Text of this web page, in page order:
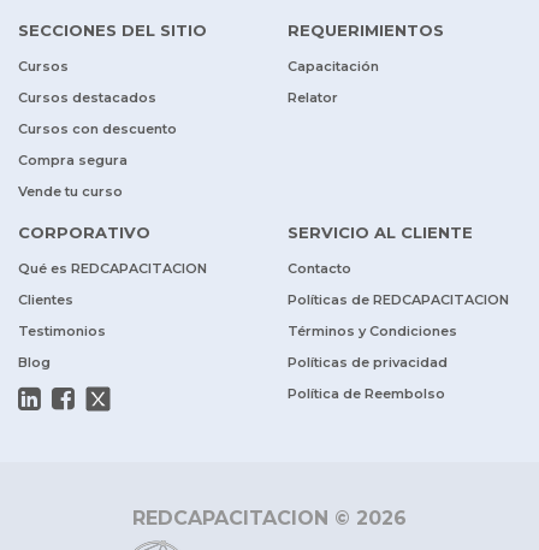
SECCIONES DEL SITIO
Cursos
Cursos destacados
Cursos con descuento
Compra segura
Vende tu curso
REQUERIMIENTOS
Capacitación
Relator
CORPORATIVO
Qué es REDCAPACITACION
Clientes
Testimonios
Blog
SERVICIO AL CLIENTE
Contacto
Políticas de REDCAPACITACION
Términos y Condiciones
Políticas de privacidad
Política de Reembolso
REDCAPACITACION © 2026